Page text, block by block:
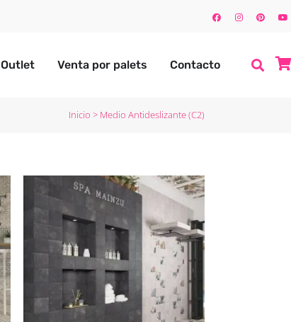
Outlet Venta por palets Contacto
Inicio > Medio Antideslizante (C2)